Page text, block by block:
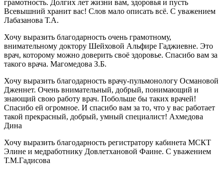
грамотность. Долгих лет жизни вам, здоровья и пусть
Всевышний хранит вас! Слов мало описать всё. С уважением
Лабазанова Т.А.
Хочу выразить благодарность очень грамотному,
внимательному доктору Шейховой Альфире Гаджиевне. Это
врач, которому можно доверить своё здоровье. Спасибо вам за
такого врача. Магомедова З.Б.
Хочу выразить благодарность врачу-пульмонологу Османовой
Дженнет. Очень внимательный, добрый, понимающий и
знающий свою работу врач. Побольше бы таких врачей!
Спасибо ей огромное. И спасибо вам за то, что у вас работает
такой прекрасный, добрый, умный специалист! Ахмедова
Дина
Хочу выразить благодарность регистратору кабинета МСКТ
Элине и медработнику Довлетхановой Фаине. С уважением
Т.М.Гадисова